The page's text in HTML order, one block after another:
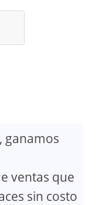
ganamos
ventas que
sin costo